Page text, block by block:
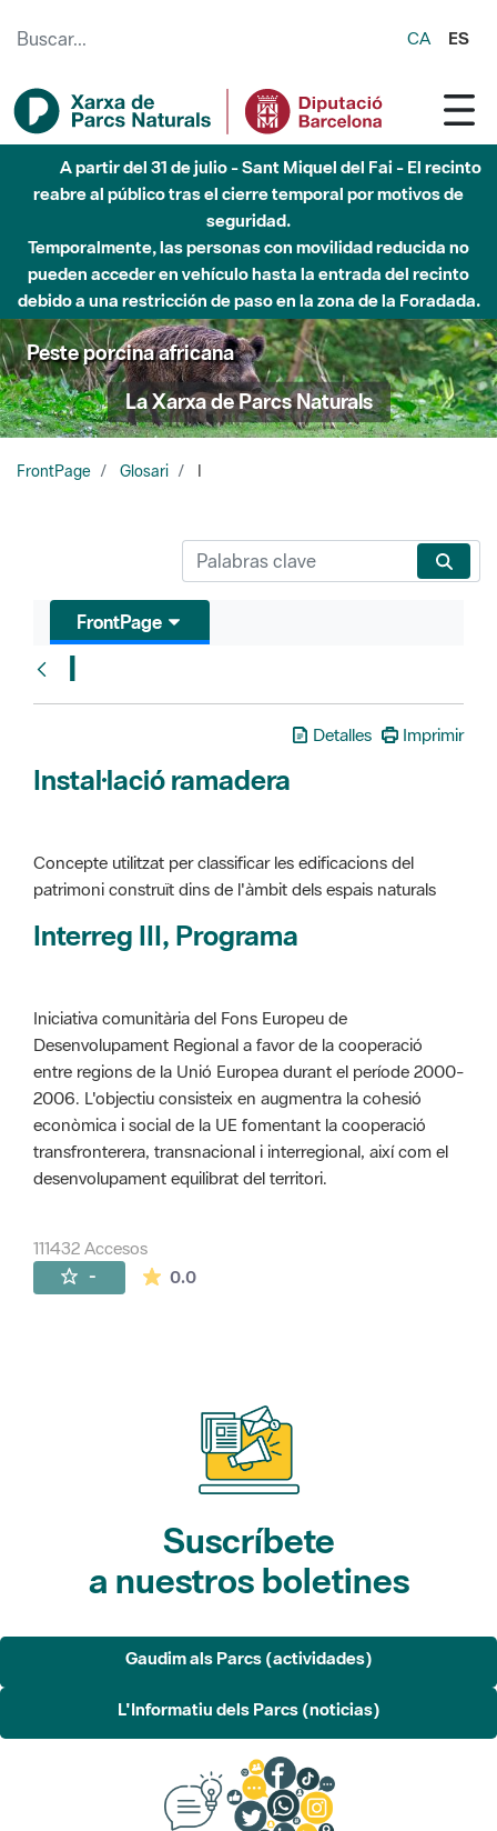
CA ES
A partir del 31 de julio - Sant Miquel del Fai - El recinto
reabre al público tras el cierre temporal por motivos de
seguridad.
Temporalmente, las personas con movilidad reducida no
pueden acceder en vehículo hasta la entrada del recinto
debido a una restricción de paso en la zona de la Foradada.
Peste porcina africana
La Xarxa de Parcs Naturals
FrontPage Glosari
FrontPage
I
Detalles Imprimir
Instal·lació ramadera
Concepte utilitzat per classificar les edificacions del
patrimoni construït dins de l'àmbit dels espais naturals
Interreg III, Programa
Iniciativa comunitària del Fons Europeu de
Desenvolupament Regional a favor de la cooperació
entre regions de la Unió Europea durant el període 2000-
2006. L'objectiu consisteix en augmentra la cohesió
econòmica i social de la UE fomentant la cooperació
transfronterera, transnacional i interregional, així com el
desenvolupament equilibrat del territori.
111432 Accesos
- 0.0La valoración media es de 0 estrellas de
Suscríbete
a nuestros boletines
Gaudim als Parcs (actividades)
L'Informatiu dels Parcs (noticias)